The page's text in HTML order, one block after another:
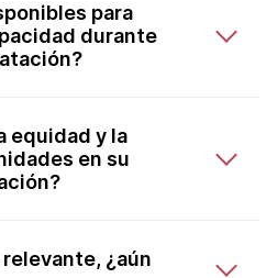
para
durante
equidad y la
en su
¿aún